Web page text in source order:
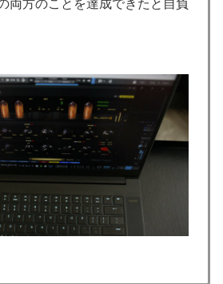
両方のことを達成できたと自負